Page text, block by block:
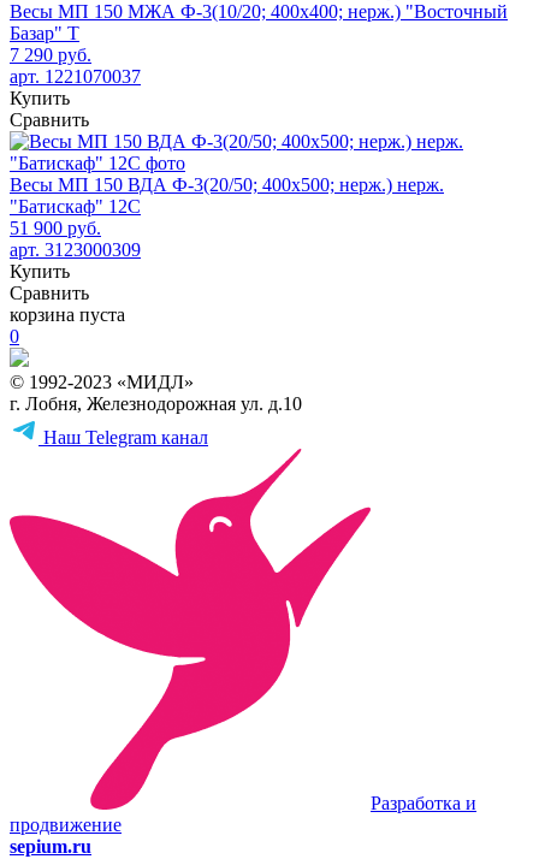
Весы МП 150 МЖА Ф-3(10/20; 400х400; нерж.) "Восточный
Базар" Т
7 290 руб.
арт. 1221070037
Купить
Сравнить
Весы МП 150 ВДА Ф-3(20/50; 400х500; нерж.) нерж.
"Батискаф" 12С
51 900 руб.
арт. 3123000309
Купить
Сравнить
корзина пуста
0
© 1992-2023 «МИДЛ»
г. Лобня, Железнодорожная ул. д.10
Наш Telegram канал
Разработка и
продвижение
sepium.ru